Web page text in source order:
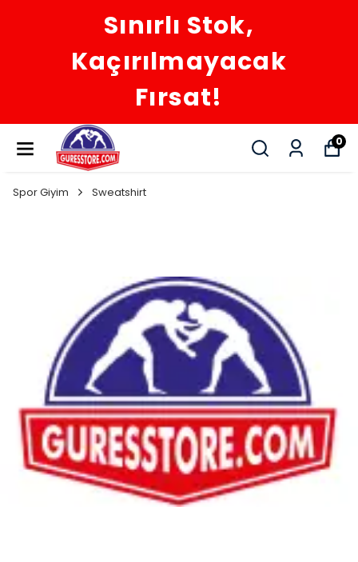
Sınırlı Stok,
Kaçırılmayacak
Fırsat!
0
Spor Giyim Sweatshirt